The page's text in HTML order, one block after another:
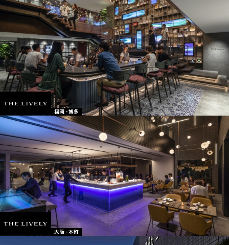
福岡 - 博多
大阪 - 本町